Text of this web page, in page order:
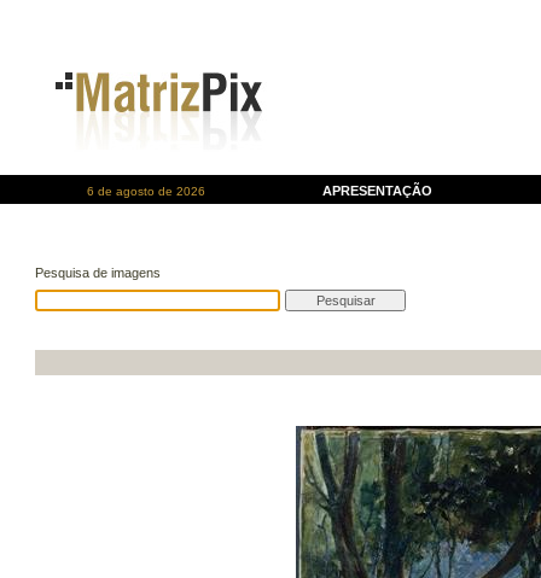
6 de agosto de 2026 APRESENTAÇÃO
Pesquisa de imagens